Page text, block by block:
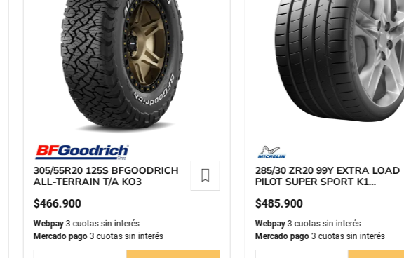
305/55R20 125S BFGOODRICH
ALL-TERRAIN T/A KO3
$466.900
Webpay 3 cuotas sin interés
Mercado pago 3 cuotas sin interés
285/30 ZR20 99Y EXTRA LOAD
PILOT SUPER SPORT K1
$485.900
Webpay3 cuotas sin interés
Mercado pago3 cuotas sin interés